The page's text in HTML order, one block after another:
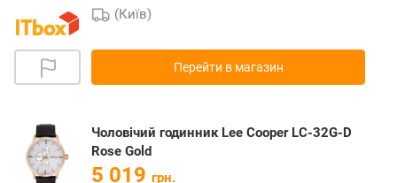
(Київ)
Перейти в магазин
Чоловічий годинник Lee Cooper LC-32G-D
Rose Gold
5 019 грн.